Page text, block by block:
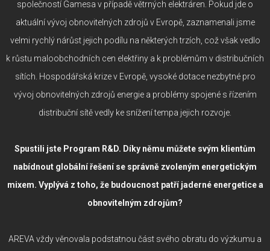
společností Gamesa v případě větrných elektráren. Pokud jde o
aktuální vývoj obnovitelných zdrojů v Evropě, zaznamenali jsme
velmi rychlý nárůst jejich podílu na některých trzích, což však vedlo
k růstu maloobchodních cen elektřiny a k problémům v distribučních
sítích. Hospodářská krize v Evropě, vysoké dotace nezbytné pro
vývoj obnovitelných zdrojů energie a problémy spojené s řízením
distribuční sítě vedly ke snížení tempa jejich rozvoje.
Spustili jste Program R&D. Díky němu můžete svým klientům
nabídnout globální řešení se správně zvoleným energetickým
mixem. Vyplývá z toho, že budoucnost patří jaderné energetice a
obnovitelným zdrojům?
AREVA vždy věnovala podstatnou část svého obratu do výzkumu a